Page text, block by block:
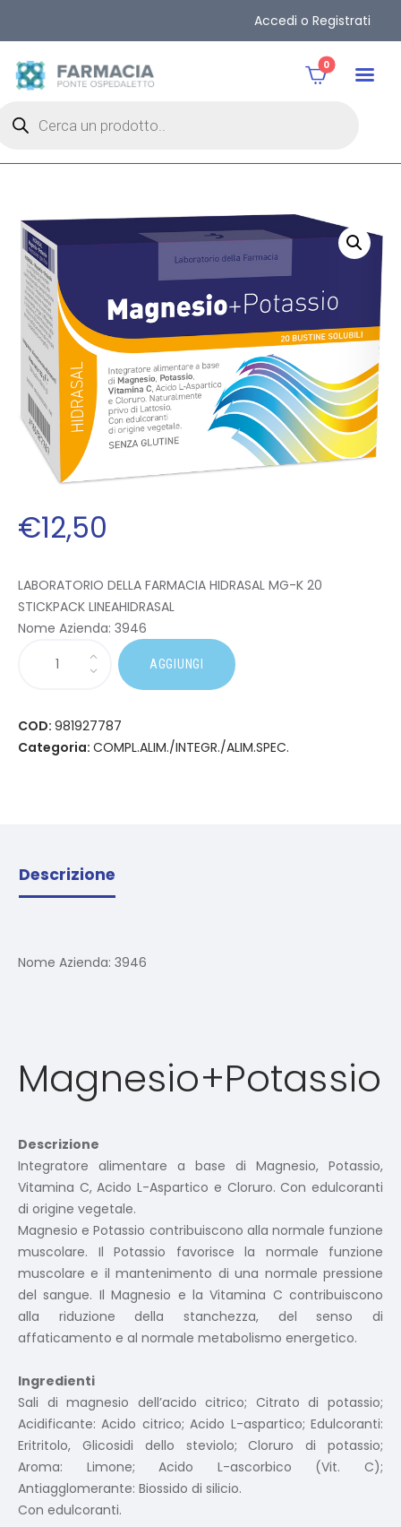
Accedi o Registrati
0
€12,50
LABORATORIO DELLA FARMACIA HIDRASAL MG-K 20
STICKPACK LINEAHIDRASAL
Nome Azienda: 3946
AGGIUNGI
COD: 981927787
Categoria: COMPL.ALIM./INTEGR./ALIM.SPEC.
Descrizione
Nome Azienda: 3946
Magnesio+Potassio
Descrizione
Integratore alimentare a base di Magnesio, Potassio,
Vitamina C, Acido L-Aspartico e Cloruro. Con edulcoranti
di origine vegetale.
Magnesio e Potassio contribuiscono alla normale funzione
muscolare. Il Potassio favorisce la normale funzione
muscolare e il mantenimento di una normale pressione
del sangue. Il Magnesio e la Vitamina C contribuiscono
alla riduzione della stanchezza, del senso di
affaticamento e al normale metabolismo energetico.
Ingredienti
Sali di magnesio dell’acido citrico; Citrato di potassio;
Acidificante: Acido citrico; Acido L-aspartico; Edulcoranti:
Eritritolo, Glicosidi dello steviolo; Cloruro di potassio;
Aroma: Limone; Acido L-ascorbico (Vit. C);
Antiagglomerante: Biossido di silicio.
Con edulcoranti.